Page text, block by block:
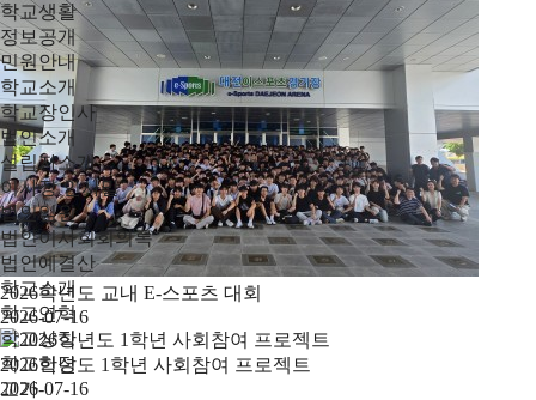
학교생활
정보공개
민원안내
학교소개
학교장인사
법인소개
설립자소개
이사장 인사말
법인임원
법인이사회회의록
법인예결산
학교소개
학교연혁
학교상징
학교헌장
교가
2026학년도 교내 E-스포츠 대회
2026-07-16
2026학년도 1학년 사회참여 프로젝트
2026-07-16